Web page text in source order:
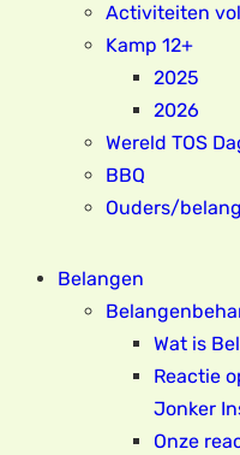
Activiteiten
Kamp 12+
2025
2026
Wereld TOS
BBQ
Ouders/
Belangen
Wat is
Reactie
Jonker
Onze